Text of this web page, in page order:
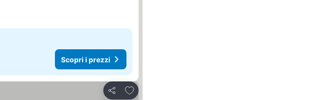
Scopri i prezzi
Condividi
Aggiungi ai preferiti